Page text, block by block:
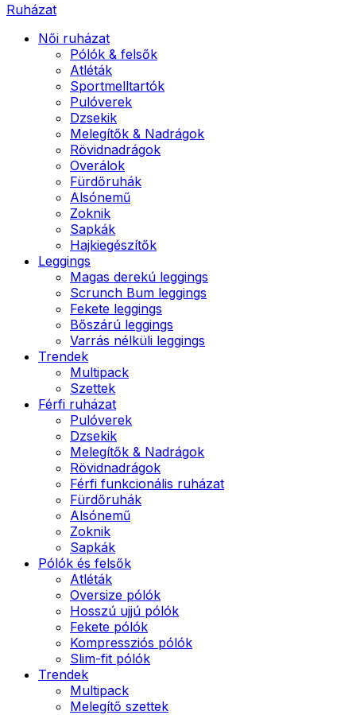
Ruházat
Női ruházat
Pólók & felsők
Atléták
Sportmelltartók
Pulóverek
Dzsekik
Melegítők & Nadrágok
Rövidnadrágok
Overálok
Fürdőruhák
Alsónemű
Zoknik
Sapkák
Hajkiegészítők
Leggings
Magas derekú leggings
Scrunch Bum leggings
Fekete leggings
Bőszárú leggings
Varrás nélküli leggings
Trendek
Multipack
Szettek
Férfi ruházat
Pulóverek
Dzsekik
Melegítők & Nadrágok
Rövidnadrágok
Férfi funkcionális ruházat
Fürdőruhák
Alsónemű
Zoknik
Sapkák
Pólók és felsők
Atléták
Oversize pólók
Hosszú ujjú pólók
Fekete pólók
Kompressziós pólók
Slim-fit pólók
Trendek
Multipack
Melegítő szettek